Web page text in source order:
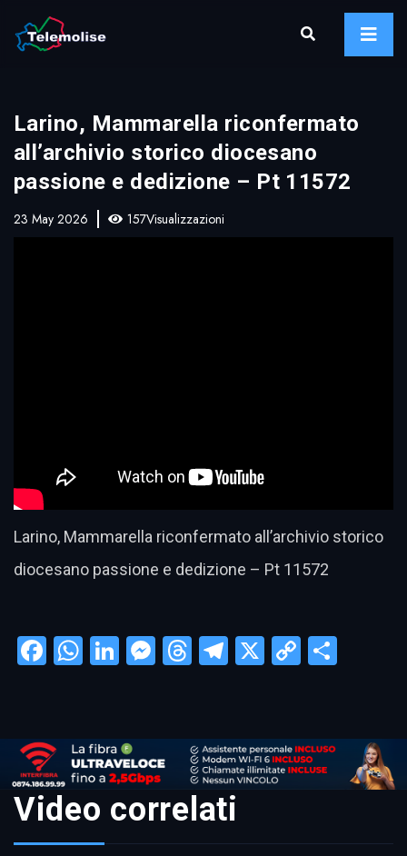
Larino, Mammarella riconfermato
all’archivio storico diocesano
passione e dedizione – Pt 11572
23 May 2026 157Visualizzazioni
Larino, Mammarella riconfermato all’archivio storico
diocesano passione e dedizione – Pt 11572
Facebook
WhatsApp
LinkedIn
Messenger
Threads
Telegram
X
Copy
Video correlati